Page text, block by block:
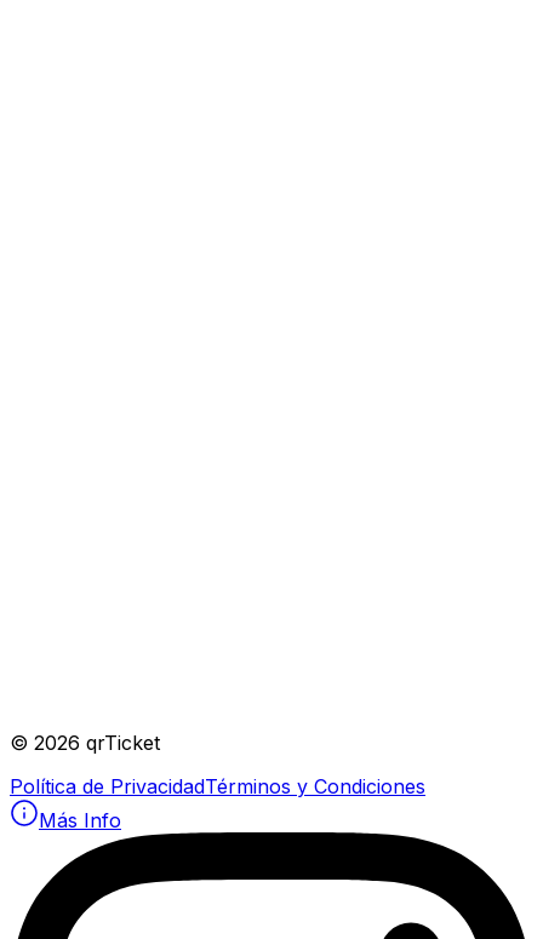
© 2026 qrTicket
Política de PrivacidadTérminos y Condiciones
Más Info